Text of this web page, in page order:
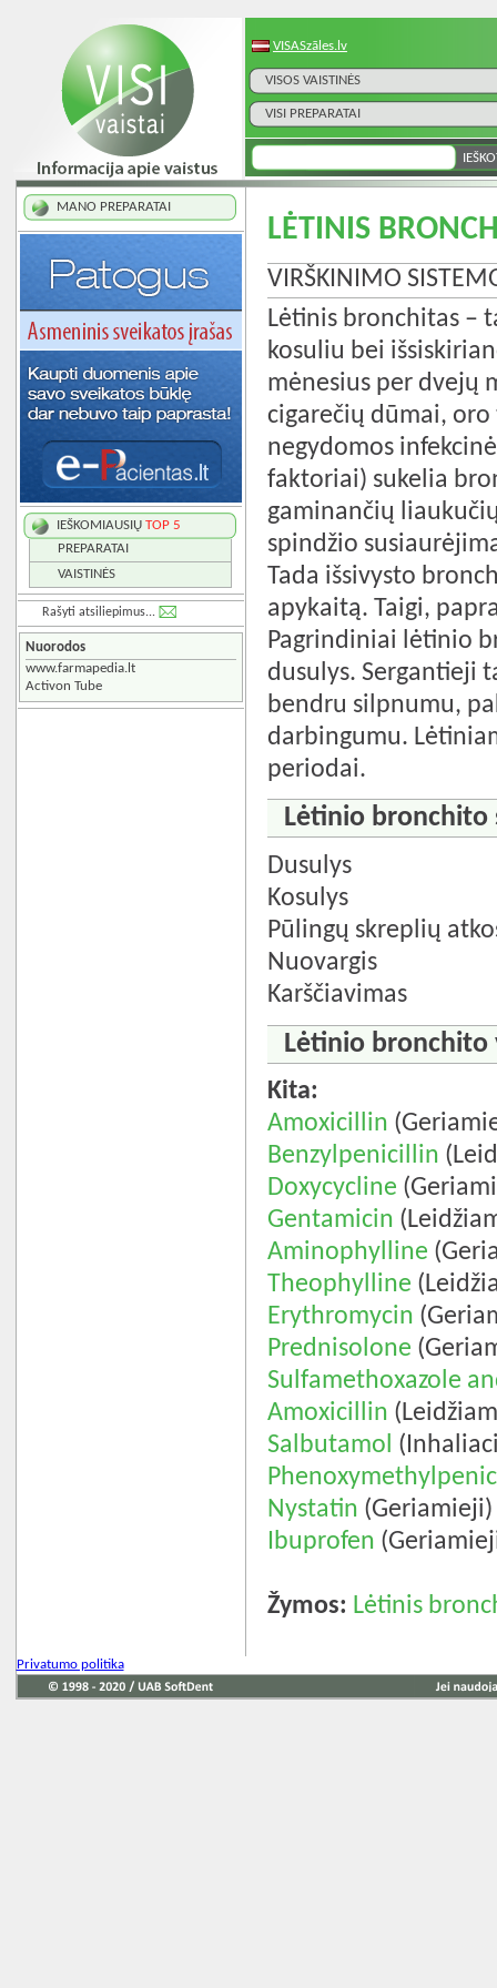
VISASzāles.lv
VISOS VAISTINĖS
VISI PREPARATAI
MANO PREPARATAI
IEŠKOMIAUSIŲ TOP 5
PREPARATAI
VAISTINĖS
Rašyti atsiliepimus...
Nuorodos
www.farmapedia.lt
Activon Tube
LĖTINIS
VIRŠKINIMO
Lėtinis bronchitas –
kosuliu bei
mėnesius per dvejų
cigarečių dūmai,
negydomos
faktoriai) sukelia
gaminančių
spindžio
Tada išsivysto
apykaitą. Taigi,
Pagrindiniai lėtinio
dusulys. Sergantieji
bendru silpnumu,
darbingumu.
periodai.
Lėtinio bronchito
Dusulys
Kosulys
Pūlingų skreplių
Nuovargis
Karščiavimas
Lėtinio bronchito
Kita:
Amoxicillin
Benzylpenicillin
Doxycycline
Gentamicin
Aminophylline
Theophylline
Erythromycin
Prednisolone
Sulfamethoxazole
Amoxicillin
Salbutamol
Nystatin (Geriamieji)
Ibuprofen
Žymos: Lėtinis
Privatumo politika